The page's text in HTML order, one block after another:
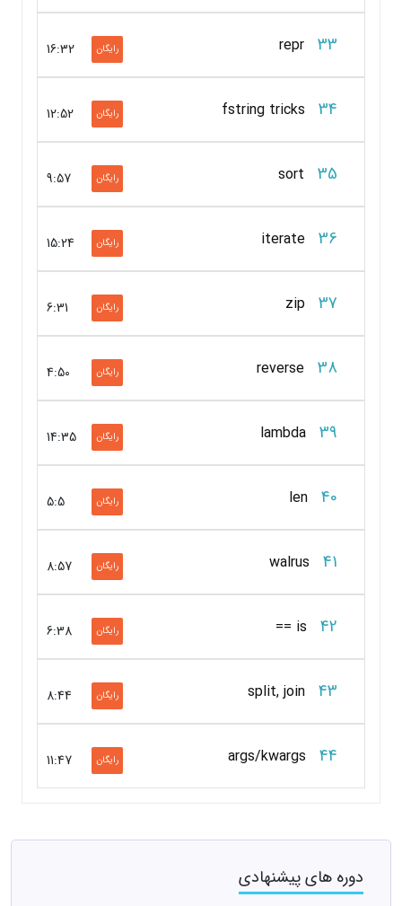
33
repr
16:32 رایگان
34
fstring tricks
12:52 رایگان
35
sort
9:57 رایگان
36
iterate
15:24 رایگان
37
zip
6:31 رایگان
38
reverse
4:50 رایگان
39
lambda
14:35 رایگان
40
len
5:5 رایگان
41
walrus
8:57 رایگان
42
is ==
6:38 رایگان
43
split, join
8:44 رایگان
44
args/kwargs
11:47 رایگان
دوره های پیشنهادی